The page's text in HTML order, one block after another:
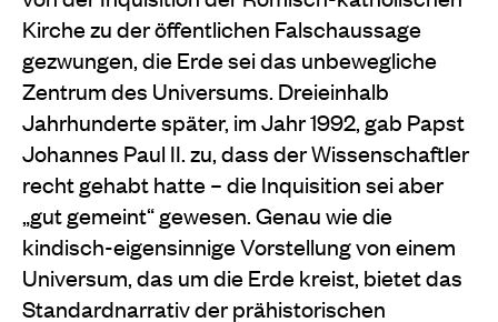
Kirche zu der öffentlichen Falschaussage
gezwungen, die Erde sei das unbewegliche
Zentrum des Universums. Dreieinhalb
Jahrhunderte später, im Jahr 1992, gab Papst
Johannes Paul II. zu, dass der Wissenschaftler
recht gehabt hatte – die Inquisition sei aber
„gut gemeint“ gewesen. Genau wie die
kindisch-eigensinnige Vorstellung von einem
Universum, das um die Erde kreist, bietet das
Standardnarrativ der prähistorischen